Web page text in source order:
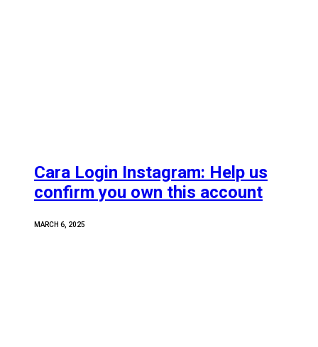
Cara Login Instagram: Help us
confirm you own this account
MARCH 6, 2025